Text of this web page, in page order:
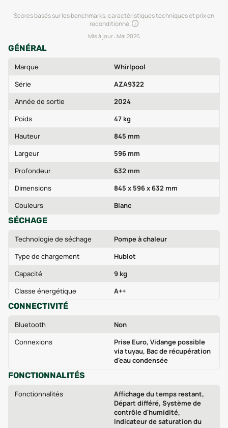
Scores basés sur les benchmarks, caractéristiques techniques et prix en
reconditionné.
Mis à jour : Mai 2026
GÉNÉRAL
Marque
Whirlpool
Série
AZA9322
Année de sortie
2024
Poids
47 kg
Hauteur
845 mm
Largeur
596 mm
Profondeur
632 mm
Dimensions
845 x 596 x 632 mm
Couleurs
Blanc
SÉCHAGE
Technologie de séchage
Pompe à chaleur
Type de chargement
Hublot
Capacité
9 kg
Classe énergétique
A++
CONNECTIVITÉ
Bluetooth
Non
Connexions
Prise Euro, Vidange possible
via tuyau, Bac de récupération
d'eau condensée
FONCTIONNALITÉS
Fonctionnalités
Affichage du temps restant,
Départ différé, Système de
contrôle d'humidité,
Indicateur de saturation du